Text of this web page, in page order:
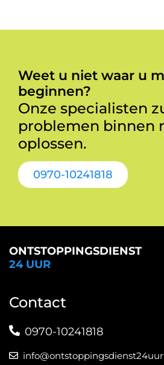
Weet u niet waar u
beginnen?
Onze specialisten
problemen binnen
oplossen.
0970-10241818
ONTSTOPPINGSDIENST
24 UUR
Contact
0970-10241818